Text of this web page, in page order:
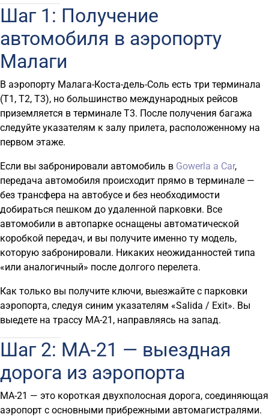
Шаг 1: Получение
автомобиля в аэропорту
Малаги
В аэропорту Малага-Коста-дель-Соль есть три терминала
(T1, T2, T3), но большинство международных рейсов
приземляется в терминале T3. После получения багажа
следуйте указателям к залу прилета, расположенному на
первом этаже.
Если вы забронировали автомобиль в Gowerla a Car,
передача автомобиля происходит прямо в терминале —
без трансфера на автобусе и без необходимости
добираться пешком до удаленной парковки. Все
автомобили в автопарке оснащены автоматической
коробкой передач, и вы получите именно ту модель,
которую забронировали. Никаких неожиданностей типа
«или аналогичный» после долгого перелета.
Как только вы получите ключи, выезжайте с парковки
аэропорта, следуя синим указателям «Salida / Exit». Вы
выедете на трассу MA-21, направляясь на запад.
Шаг 2: MA-21 — выездная
дорога из аэропорта
MA-21 — это короткая двухполосная дорога, соединяющая
аэропорт с основными прибрежными автомагистралями.